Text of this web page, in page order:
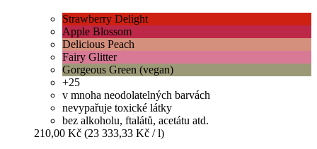
Strawberry Delight
Apple Blossom
Delicious Peach
Fairy Glitter
Gorgeous Green (vegan)
+25
v mnoha neodolatelných barvách
nevypařuje toxické látky
bez alkoholu, ftalátů, acetátu atd.
210,00 Kč (23 333,33 Kč / l)